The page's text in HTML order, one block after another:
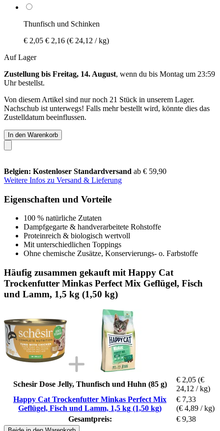
Thunfisch und Schinken
€ 2,05 € 2,16 (€ 24,12 / kg)
Auf Lager
Zustellung bis Freitag, 14. August, wenn du bis Montag um 23:59
Uhrbestellst.
Von diesem Artikel sind nur noch 21 Stück in unserem Lager.
Nachschub ist unterwegs! Falls mehr bestellt wird, könnte dies das
Zustelldatum beeinflussen.
In den Warenkorb
Belgien: Kostenloser Standardversand ab € 59,90
Weitere Infos zu Versand & Lieferung
Eigenschaften und Vorteile
100 % natürliche Zutaten
Dampfgegarte & handverarbeitete Rohstoffe
Proteinreich & biologisch wertvoll
Mit unterschiedlichen Toppings
Ohne chemische Zusätze, Konservierungs- o. Farbstoffe
Häufig zusammen gekauft mit Happy Cat
Trockenfutter Minkas Perfect Mix Geflügel, Fisch
und Lamm, 1,5 kg (1,50 kg)
Schesir Dose Jelly, Thunfisch und Huhn (85 g)
€ 2,05 (€
24,12 / kg)
Happy Cat Trockenfutter Minkas Perfect Mix
Geflügel, Fisch und Lamm, 1,5 kg (1,50 kg)
€ 7,33
(€ 4,89 / kg)
Gesamtpreis:
€ 9,38